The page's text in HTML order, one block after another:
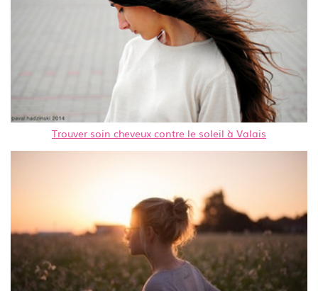
Trouver soin cheveux contre le soleil à Valais